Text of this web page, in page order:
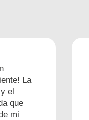
La
el
que
mi